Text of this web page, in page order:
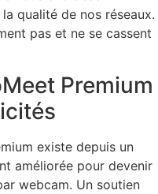
qualité de nos réseaux.
pas et ne se cassent
Premium
existe depuis un
améliorée pour devenir
webcam. Un soutien